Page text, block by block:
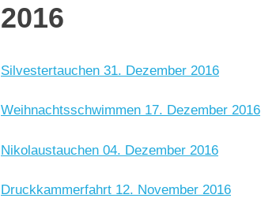
2016
Silvestertauchen 31. Dezember 2016
Weihnachtsschwimmen 17. Dezember 2016
Nikolaustauchen 04. Dezember 2016
Druckkammerfahrt 12. November 2016